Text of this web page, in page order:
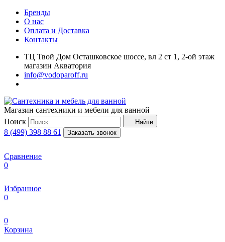
Бренды
О нас
Оплата и Доставка
Контакты
ТЦ Твой Дом Осташковское шоссе, вл 2 ст 1, 2-ой этаж
магазин Акватория
info@vodoparoff.ru
Магазин сантехники и мебели для ванной
Поиск
Найти
8 (499) 398 88 61 Заказать звонок
Сравнение
0
Избранное
0
0
Корзина